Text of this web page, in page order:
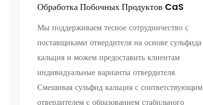
Обработка Побочных Продуктов CaS
Мы поддерживаем тесное сотрудничество с
поставщиками отвердителя на основе сульфида
кальция и можем предоставить клиентам
индивидуальные варианты отвердителя.
Смешивая сульфид кальция с соответствующим
отвердителем с образованием стабильного